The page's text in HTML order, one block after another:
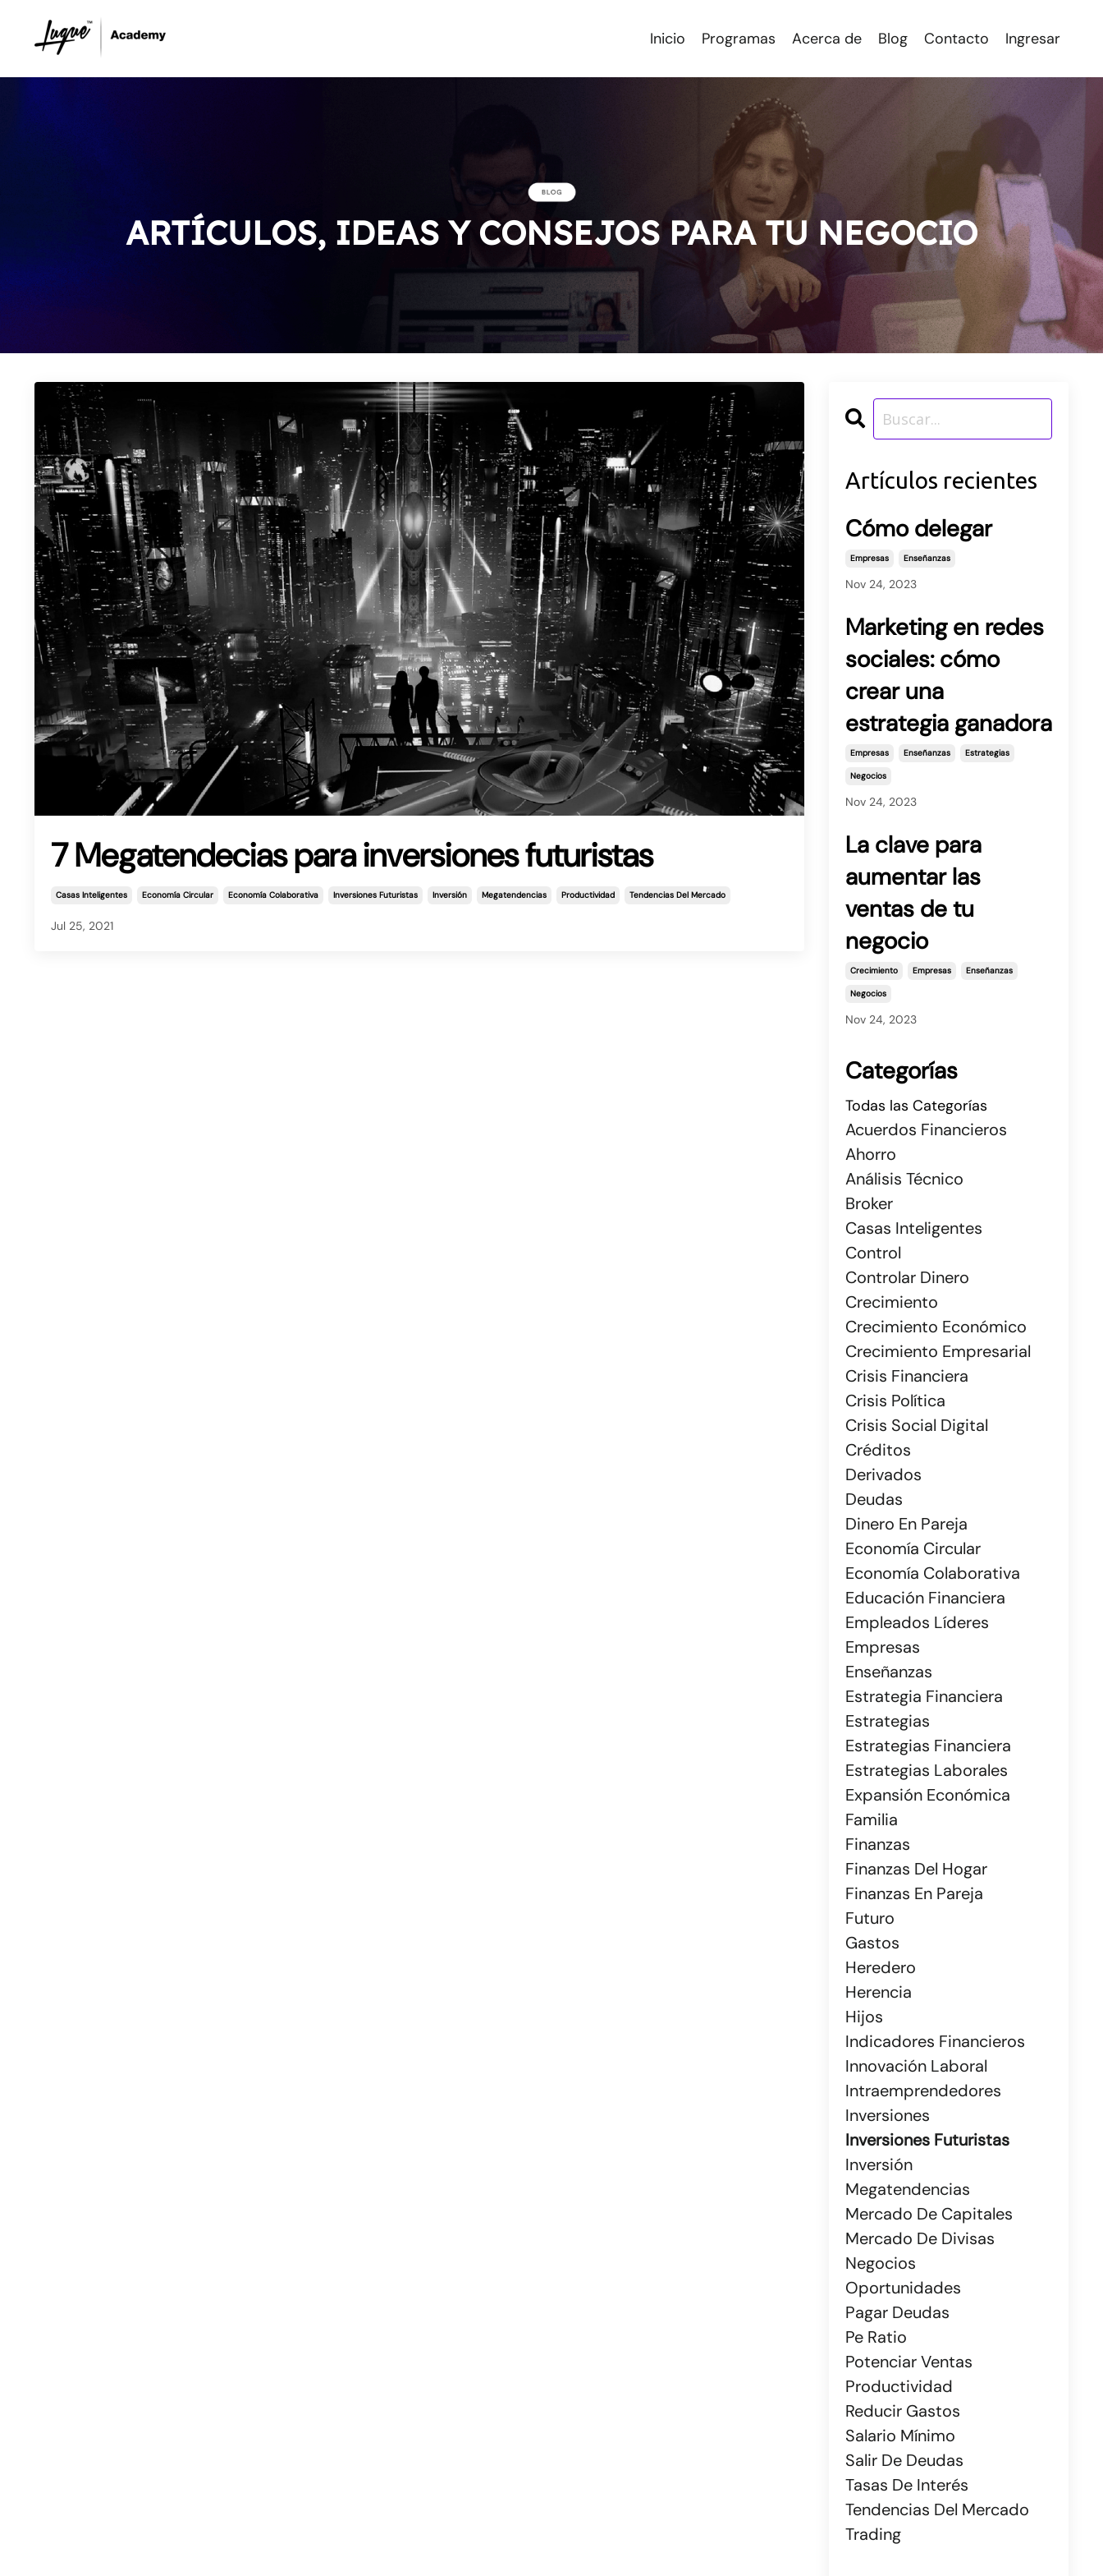
Inicio Programas Acerca de Blog Contacto Ingresar
ARTÍCULOS, IDEAS Y CONSEJOS PARA TU NEGOCIO
7 Megatendecias para inversiones futuristas
Casas Inteligentes Economía Circular Economía Colaborativa Inversiones Futuristas Inversión Megatendencias Productividad Tendencias Del Mercado
Jul 25, 2021
Artículos recientes
Cómo delegar
Empresas Enseñanzas
Nov 24, 2023
Marketing en redes
sociales: cómo
crear una
estrategia ganadora
Empresas Enseñanzas Estrategias
Negocios
Nov 24, 2023
La clave para
aumentar las
ventas de tu
negocio
Crecimiento Empresas Enseñanzas
Negocios
Nov 24, 2023
Categorías
Todas las Categorías
Acuerdos Financieros
Ahorro
Análisis Técnico
Broker
Casas Inteligentes
Control
Controlar Dinero
Crecimiento
Crecimiento Económico
Crecimiento Empresarial
Crisis Financiera
Crisis Política
Crisis Social Digital
Créditos
Derivados
Deudas
Dinero En Pareja
Economía Circular
Economía Colaborativa
Educación Financiera
Empleados Líderes
Empresas
Enseñanzas
Estrategia Financiera
Estrategias
Estrategias Financiera
Estrategias Laborales
Expansión Económica
Familia
Finanzas
Finanzas Del Hogar
Finanzas En Pareja
Futuro
Gastos
Heredero
Herencia
Hijos
Indicadores Financieros
Innovación Laboral
Intraemprendedores
Inversiones
Inversiones Futuristas
Inversión
Megatendencias
Mercado De Capitales
Mercado De Divisas
Negocios
Oportunidades
Pagar Deudas
Pe Ratio
Potenciar Ventas
Productividad
Reducir Gastos
Salario Mínimo
Salir De Deudas
Tasas De Interés
Tendencias Del Mercado
Trading